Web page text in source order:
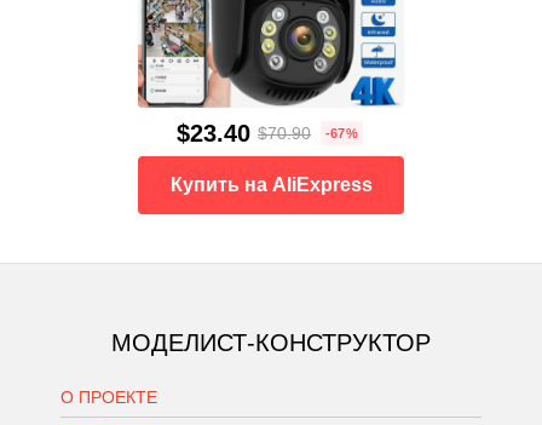
$23.40 $70.90 -67%
Купить на AliExpress
МОДЕЛИСТ-КОНСТРУКТОР
О ПРОЕКТЕ